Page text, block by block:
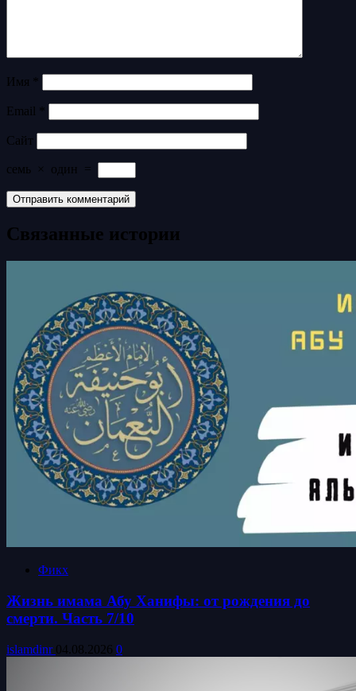
Имя
Email
Сайт
семь × один =
Связанные истории
Фикх
Жизнь имама Абу Ханифы: от рождения до
смерти. Часть 7/10
islamdinr 04.08.2026 0